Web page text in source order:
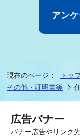
現在のページ： トッ
その他・証明書等
広告バナー
バナー広告やリンク